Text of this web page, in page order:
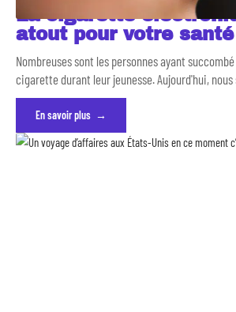
La cigarette
atout pour votre santé
Nombreuses sont les personnes ayant
cigarette durant leur jeunesse. Aujourd'hui, nous
En savoir plus